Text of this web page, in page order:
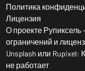
Политика
Лицензия
О проекте
ограничений и
Unsplash или Rupixel:
не работает